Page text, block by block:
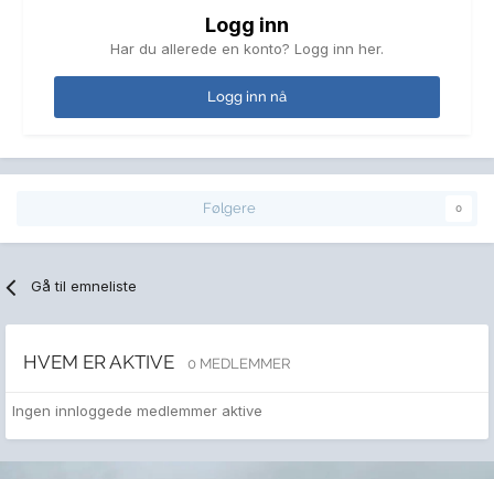
Logg inn
Har du allerede en konto? Logg inn her.
Logg inn nå
Følgere 0
Gå til emneliste
HVEM ER AKTIVE 0 MEDLEMMER
Ingen innloggede medlemmer aktive